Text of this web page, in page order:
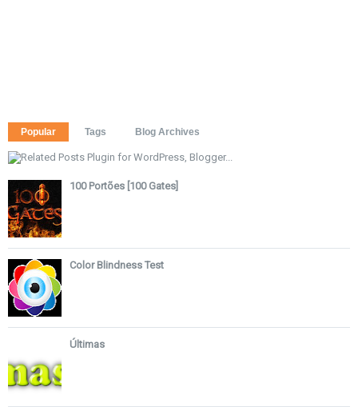
Popular Tags Blog Archives
100 Portões [100 Gates]
Color Blindness Test
Últimas